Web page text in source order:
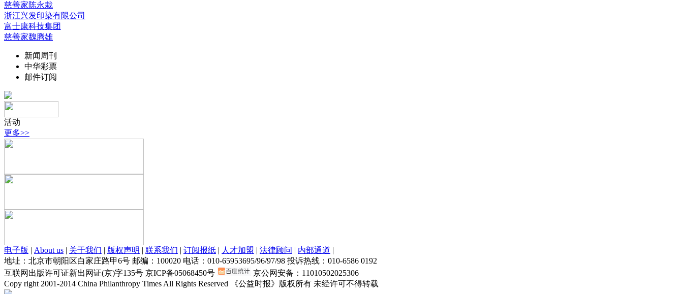
慈善家陈永栽
浙江兴发印染有限公司
富士康科技集团
慈善家魏腾雄
新闻周刊
中华彩票
邮件订阅
活动
更多>>
电子版 | About us | 关于我们 | 版权声明 | 联系我们 | 订阅报纸 | 人才加盟 | 法律顾问 | 内部通道 |
地址：北京市朝阳区白家庄路甲6号 邮编：100020 电话：010-65953695/96/97/98 投诉热线：010-6586 0192
互联网出版许可证新出网证(京)字135号 京ICP备05068450号
京公网安备：11010502025306
Copy right 2001-2014 China Philanthropy Times All Rights Reserved 《公益时报》版权所有 未经许可不得转载